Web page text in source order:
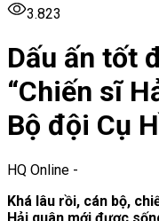
3.823
Dấu ấn tốt
“Chiến sĩ
Bộ đội Cụ
HQ Online -
Khá lâu rồi, cán bộ,